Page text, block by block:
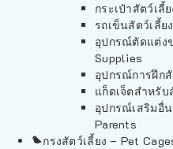
กระเป๋าสัตว์เลี้
รถเข็นสัตว์เลี้ย
อุปกรณ์ตัดแต่ง
Supplies
อุปกรณ์การฝึก
แก็ดเจ็ตสำหรับ
อุปกรณ์เสริมอื่
Parents
กรงสัตว์เลี้ยง – Pet